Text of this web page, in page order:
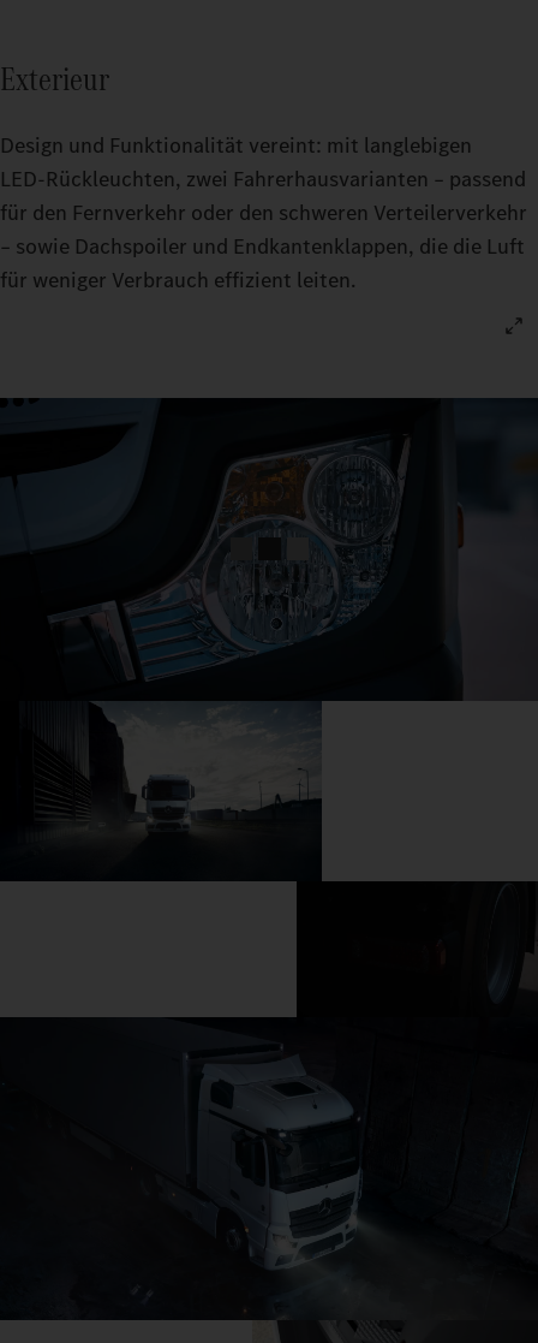
Exterieur
Design und Funktionalität vereint: mit langlebigen
LED‑Rückleuchten, zwei Fahrerhausvarianten – passend
für den Fernverkehr oder den schweren Verteilerverkehr
– sowie Dachspoiler und Endkantenklappen, die die Luft
für weniger Verbrauch effizient leiten.